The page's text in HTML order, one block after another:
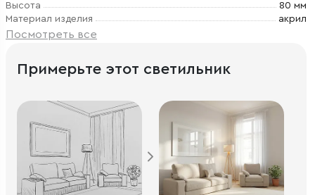
Высота
80 мм
Материал изделия
акрил
Посмотреть все
Примерьте этот светильник